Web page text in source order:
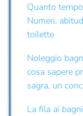
Quanto
Numeri,
toilette
Noleggio
cosa sapere
sagra, un
La fila ai